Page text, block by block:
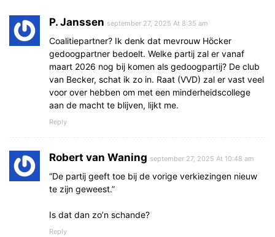
P. Janssen september 27, 2025 At 8:35 am
Coalitiepartner? Ik denk dat mevrouw Höcker
gedoogpartner bedoelt. Welke partij zal er vanaf
maart 2026 nog bij komen als gedoogpartij? De club
van Becker, schat ik zo in. Raat (VVD) zal er vast veel
voor over hebben om met een minderheidscollege
aan de macht te blijven, lijkt me.
Reply
Robert van Waning september 27, 2025 At 10:48 am
“De partij geeft toe bij de vorige verkiezingen nieuw
te zijn geweest.”
Is dat dan zo’n schande?
Reply